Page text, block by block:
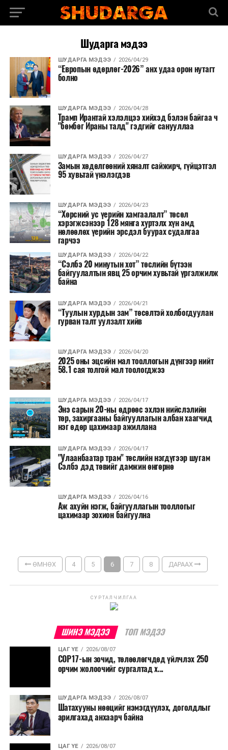
Шударга мэдээ
ШУДАРГА МЭДЭЭ 2026/04/29
“Европын өдөрлөг-2026” анх удаа орон нутагт
болно
ШУДАРГА МЭДЭЭ 2026/04/28
Трамп Ирантай хэлэлцээ хийхэд бэлэн байгаа ч
"бөмбөг Ираны талд" гэдгийг санууллаа
ШУДАРГА МЭДЭЭ 2026/04/27
Замын хөдөлгөөний хяналт сайжирч, гүйцэтгэл
95 хувьтай үнэлэгдэв
ШУДАРГА МЭДЭЭ 2026/04/23
“Хөрсний ус үерийн хамгаалалт” төсөл
хэрэгжсэнээр 128 мянга хүртэлх хүн амд
нөлөөлөх үерийн эрсдэл буурах судалгаа
гарчээ
ШУДАРГА МЭДЭЭ 2026/04/22
“Сэлбэ 20 минутын хот” төслийн бүтээн
байгуулалтын явц 25 орчим хувьтай үргэлжилж
байна
ШУДАРГА МЭДЭЭ 2026/04/21
“Туулын хурдын зам” төсөлтэй холбогдуулан
гурван талт уулзалт хийв
ШУДАРГА МЭДЭЭ 2026/04/20
2025 оны эцсийн мал тооллогын дүнгээр нийт
58.1 сая толгой мал тоологджээ
ШУДАРГА МЭДЭЭ 2026/04/17
Энэ сарын 20-ны өдрөөс эхлэн нийслэлийн
төр, захиргааны байгууллагын албан хаагчид
нэг өдөр цахимаар ажиллана
ШУДАРГА МЭДЭЭ 2026/04/17
"Улаанбаатар трам" төслийн нэгдүгээр шугам
Сэлбэ дэд төвийг дамжин өнгөрнө
ШУДАРГА МЭДЭЭ 2026/04/16
Аж ахуйн нэгж, байгууллагын тооллогыг
цахимаар зохион байгуулна
ӨМНӨХ 4 5 6 7 8 ДАРААХ
СУРТАЛЧИЛГАА
ШИНЭ МЭДЭЭ ТОП МЭДЭЭ
ЦАГ ҮЕ 2026/08/07
COP17-ын зочид, төлөөлөгчдөд үйлчлэх 250
орчим жолоочийг сургалтад х...
ШУДАРГА МЭДЭЭ 2026/08/07
Шатахууны нөөцийг нэмэгдүүлэх, доголдлыг
арилгахад анхаарч байна
ЦАГ ҮЕ 2026/08/07